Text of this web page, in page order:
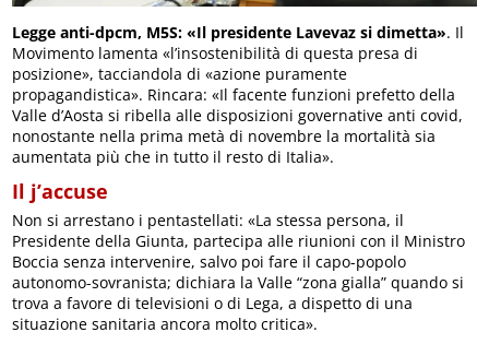
Legge anti-dpcm, M5S: «Il presidente Lavevaz si dimetta». Il
Movimento lamenta «l’insostenibilità di questa presa di
posizione», tacciandola di «azione puramente
propagandistica». Rincara: «Il facente funzioni prefetto della
Valle d’Aosta si ribella alle disposizioni governative anti covid,
nonostante nella prima metà di novembre la mortalità sia
aumentata più che in tutto il resto di Italia».
Il j’accuse
Non si arrestano i pentastellati: «La stessa persona, il
Presidente della Giunta, partecipa alle riunioni con il Ministro
Boccia senza intervenire, salvo poi fare il capo-popolo
autonomo-sovranista; dichiara la Valle “zona gialla” quando si
trova a favore di televisioni o di Lega, a dispetto di una
situazione sanitaria ancora molto critica».